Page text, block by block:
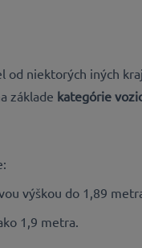
od niektorých iných
základe kategórie
výškou do 1,89
1,9 metra.